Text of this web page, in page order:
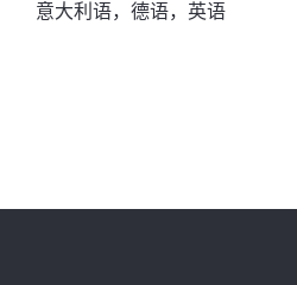
意大利语，德语，英语